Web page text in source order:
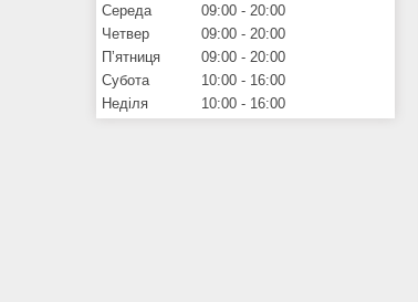
Середа
09:00
20:00
Четвер
09:00
20:00
Пʼятниця
09:00
20:00
Субота
10:00
16:00
Неділя
10:00 16:00